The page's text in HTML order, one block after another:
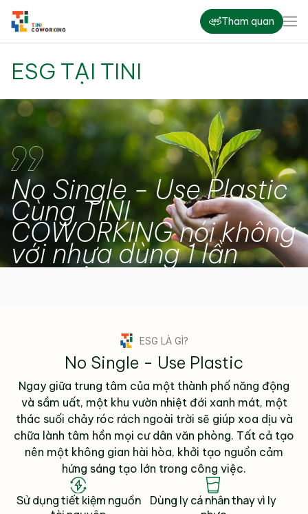
Tham quan
ESG TẠI TINI
No Single - Use Plastic
Cùng TINI
COWORKING nói không
với nhựa dùng 1 lần
ESG LÀ GÌ?
No Single - Use Plastic
Ngay giữa trung tâm của một thành phố năng động
và sầm uất, một khu vườn nhiệt đới xanh mát, một
thác suối chảy róc rách ngoài trời sẽ giúp xoa dịu và
chữa lành tâm hồn mọi cư dân văn phòng. Tất cả tạo
nên một không gian hài hòa, khởi tạo nguồn cảm
hứng sáng tạo lớn trong công việc.
Sử dụng tiết kiệm nguồn
Dùng ly cá nhân thay vì ly